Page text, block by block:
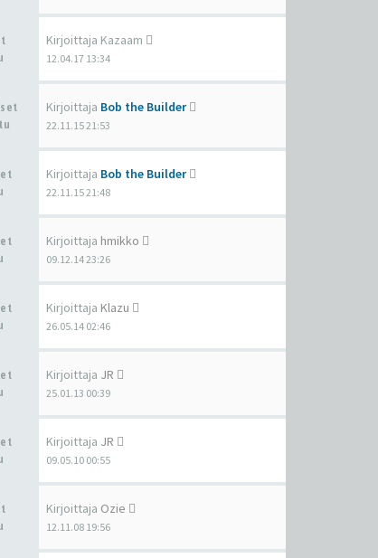
Kirjoittaja Kazaam
12.04.17 13:34
Kirjoittaja Bob the Builder
22.11.15 21:53
Kirjoittaja Bob the Builder
22.11.15 21:48
Kirjoittaja hmikko
09.12.14 23:26
Kirjoittaja Klazu
26.05.14 02:46
Kirjoittaja JR
25.01.13 00:39
Kirjoittaja JR
09.05.10 00:55
Kirjoittaja Ozie
12.11.08 19:56